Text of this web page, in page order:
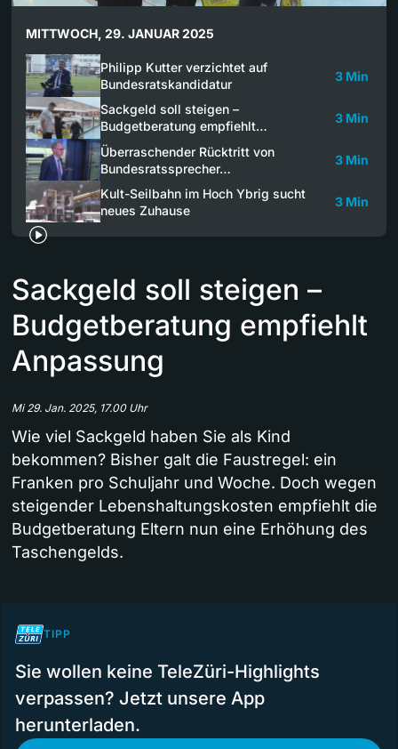
MITTWOCH, 29. JANUAR 2025
Philipp Kutter verzichtet auf
Bundesratskandidatur
3 Min
Sackgeld soll steigen –
Budgetberatung empfiehlt…
3 Min
Überraschender Rücktritt von
Bundesratssprecher…
3 Min
Kult-Seilbahn im Hoch Ybrig sucht
neues Zuhause
3 Min
Sackgeld soll steigen –
Budgetberatung empfiehlt
Anpassung
Mi 29. Jan. 2025, 17.00 Uhr
Wie viel Sackgeld haben Sie als Kind
bekommen? Bisher galt die Faustregel: ein
Franken pro Schuljahr und Woche. Doch wegen
steigender Lebenshaltungskosten empfiehlt die
Budgetberatung Eltern nun eine Erhöhung des
Taschengelds.
TIPP
Sie wollen keine TeleZüri-Highlights
verpassen? Jetzt unsere App
herunterladen.